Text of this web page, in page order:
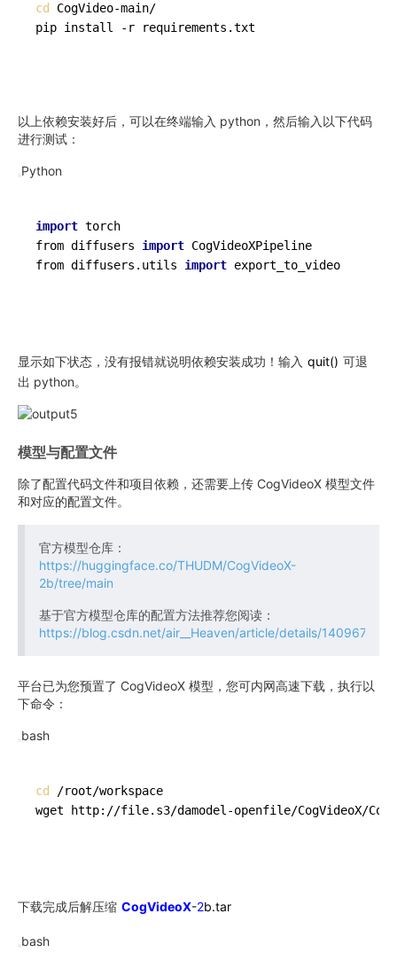
cd
CogVideo-main/
pip install -r requirements.txt
以上依赖安装好后，可以在终端输入 python，然后输入以下代码
进行测试：
Python
import
from diffusers import
from diffusers.utils import export_to_video
显示如下状态，没有报错就说明依赖安装成功！输入 quit() 可退
出 python。
模型与配置文件
除了配置代码文件和项目依赖，还需要上传 CogVideoX 模型文件
和对应的配置文件。
官方模型仓库：
https://huggingface.co/THUDM/CogVideoX-
2b/tree/main
基于官方模型仓库的配置方法推荐您阅读：
https://blog.csdn.net/air__Heaven/article/details/140967138
平台已为您预置了 CogVideoX 模型，您可内网高速下载，执行以
下命令：
bash
cd
/root/workspace
wget http://file.s3/damodel-openfile/CogVideoX/
下载完成后解压缩 CogVideoX-2b.tar
bash